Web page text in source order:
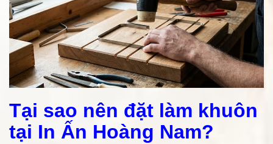
Tại sao nên đặt làm khuôn
tại In Ấn Hoàng Nam?